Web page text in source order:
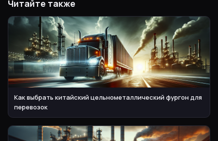
Читайте также
Как выбрать китайский цельнометаллический фургон для
перевозок